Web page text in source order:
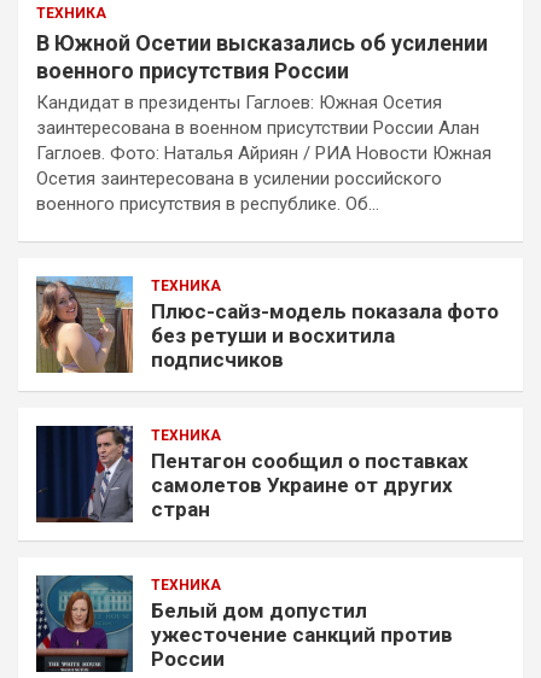
ТЕХНИКА
В Южной Осетии высказались об усилении
военного присутствия России
Кандидат в президенты Гаглоев: Южная Осетия
заинтересована в военном присутствии России Алан
Гаглоев. Фото: Наталья Айриян / РИА Новости Южная
Осетия заинтересована в усилении российского
военного присутствия в республике. Об…
ТЕХНИКА
Плюс-сайз-модель показала фото
без ретуши и восхитила
подписчиков
ТЕХНИКА
Пентагон сообщил о поставках
самолетов Украине от других
стран
ТЕХНИКА
Белый дом допустил
ужесточение санкций против
России